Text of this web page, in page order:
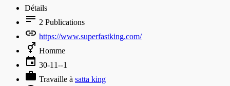
Détails
2 Publications
https://www.superfastking.com/
Homme
30-11--1
Travaille à satta king